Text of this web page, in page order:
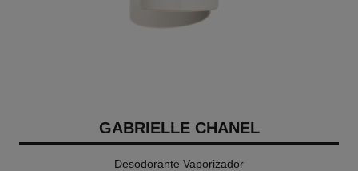
GABRIELLE CHANEL
Desodorante Vaporizador